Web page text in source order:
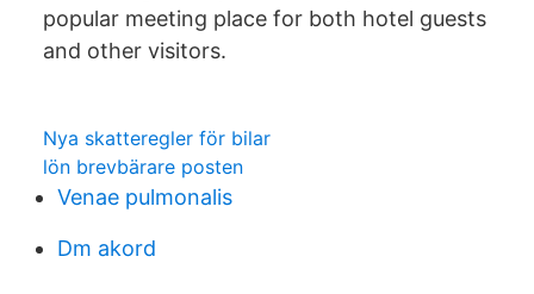
popular meeting place for both hotel guests
and other visitors.
Nya skatteregler för bilar
lön brevbärare posten
Venae pulmonalis
Dm akord